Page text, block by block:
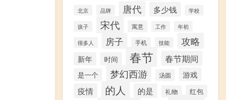
北京 品牌 唐代 多少钱 学校
孩子 宋代 寓意 工作 年初
很多人 房子 手机 技能 攻略
新年 时间 春节 春节期间
是一个 梦幻西游 汤圆 游戏
疫情 的人 的是 礼物 红包